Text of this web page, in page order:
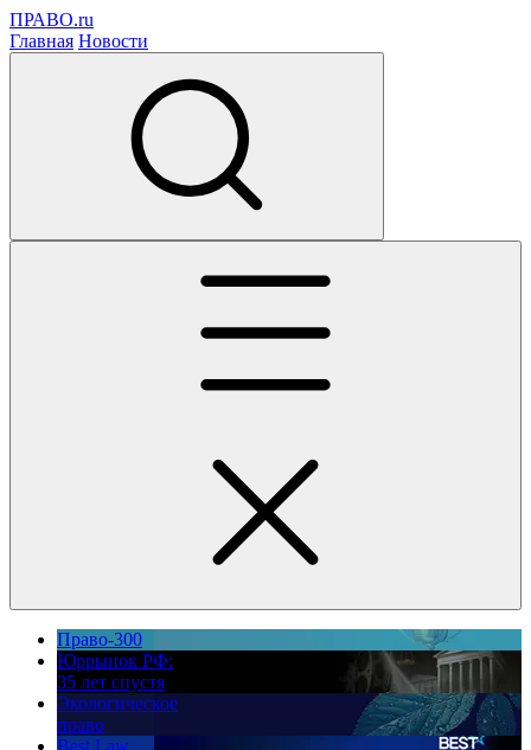
ПРАВО.ru
Главная Новости
Право-300
Юррынок РФ:
35 лет спустя
Экологическое
право
Best Law